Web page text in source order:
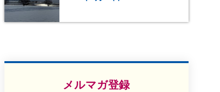
メルマガ登録